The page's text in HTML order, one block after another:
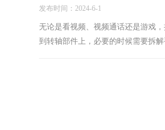
发布时间：2024-6-1
无论是看视频、视频通话还是游戏
到转轴部件上，必要的时候需要拆